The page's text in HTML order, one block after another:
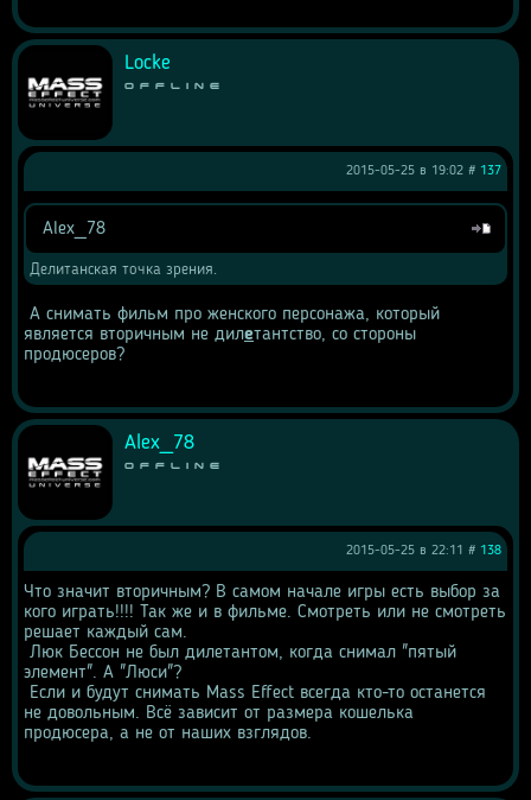
Locke
Offline
2015-05-25 в 19:02 # 137
Alex_78
Делитанская точка зрения.
является вторичным не дилетантство, со стороны
продюсеров?
Alex_78
Offline
2015-05-25 в 22:11 # 138
Что значит вторичным? В самом начале игры есть выбор за
кого играть!!!! Так же и в фильме. Смотреть или не смотреть
решает каждый сам.
элемент". А "Люси"?
не довольным. Всё зависит от размера кошелька
продюсера, а не от наших взглядов.